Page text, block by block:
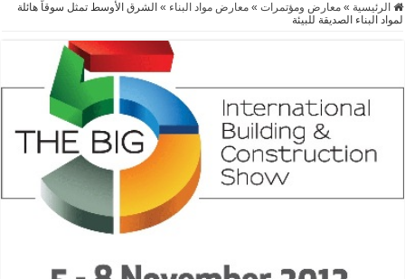
الرئيسية » معارض ومؤتمرات » معارض مواد البناء » الشرق الأوسط تمثل سوقاً هائلة
لمواد البناء الصديقة للبيئة